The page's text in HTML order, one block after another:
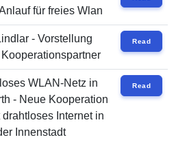
für freies Wlan
- Vorstellung
Read
WLAN-Netz in
- Neue Kooperation
Internet in
Innenstadt
Read